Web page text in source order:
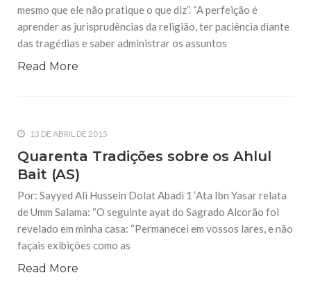
mesmo que ele não pratique o que diz”. “A perfeição é
aprender as jurisprudências da religião, ter paciência diante
das tragédias e saber administrar os assuntos
Read More
13 DE ABRIL DE 2015
Quarenta Tradições sobre os Ahlul
Bait (AS)
Por: Sayyed Ali Hussein Dolat Abadi 1 ‘Ata Ibn Yasar relata
de Umm Salama: “O seguinte ayat do Sagrado Alcorão foi
revelado em minha casa: “Permanecei em vossos lares, e não
façais exibições como as
Read More